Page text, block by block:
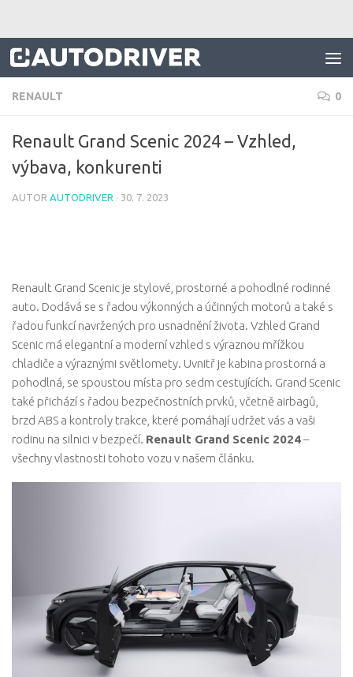
RENAULT 0
Renault Grand Scenic 2024 – Vzhled,
výbava, konkurenti
AUTOR AUTODRIVER · 30. 7. 2023
Renault Grand Scenic je stylové, prostorné a pohodlné rodinné
auto. Dodává se s řadou výkonných a účinných motorů a také s
řadou funkcí navržených pro usnadnění života. Vzhled Grand
Scenic má elegantní a moderní vzhled s výraznou mřížkou
chladiče a výraznými světlomety. Uvnitř je kabina prostorná a
pohodlná, se spoustou místa pro sedm cestujících. Grand Scenic
také přichází s řadou bezpečnostních prvků, včetně airbagů,
brzd ABS a kontroly trakce, které pomáhají udržet vás a vaši
rodinu na silnici v bezpečí. Renault Grand Scenic 2024–
všechny vlastnosti tohoto vozu v našem článku.